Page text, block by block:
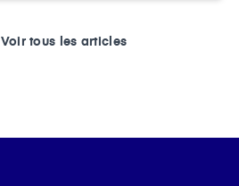
Voir tous les articles